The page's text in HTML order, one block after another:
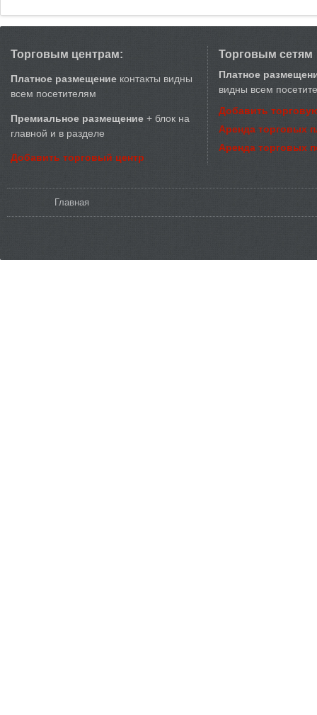
Торговым центрам:
Платное размещение контакты видны
всем посетителям
Премиальное размещение + блок на
главной и в разделе
Добавить торговый центр
Торговым сетям
Платное
видны всем
Добавить
Аренда торговых
Аренда торговых
Главная